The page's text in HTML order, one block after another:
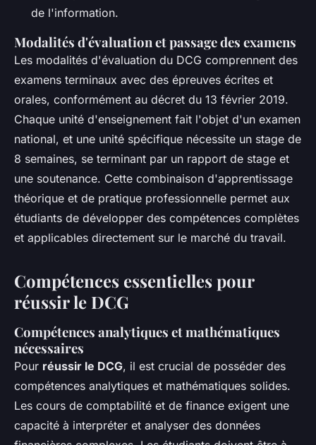
de l'information.
Modalités d'évaluation et passage des examens
Les modalités d'évaluation du DCG comprennent des
examens terminaux avec des épreuves écrites et
orales, conformément au décret du 13 février 2019.
Chaque unité d'enseignement fait l'objet d'un examen
national, et une unité spécifique nécessite un stage de
8 semaines, se terminant par un rapport de stage et
une soutenance. Cette combinaison d'apprentissage
théorique et de pratique professionnelle permet aux
étudiants de développer des compétences complètes
et applicables directement sur le marché du travail.
Compétences essentielles pour
réussir le DCG
Compétences analytiques et mathématiques
nécessaires
Pour réussir le DCG, il est crucial de posséder des
compétences analytiques et mathématiques solides.
Les cours de comptabilité et de finance exigent une
capacité à interpréter et analyser des données